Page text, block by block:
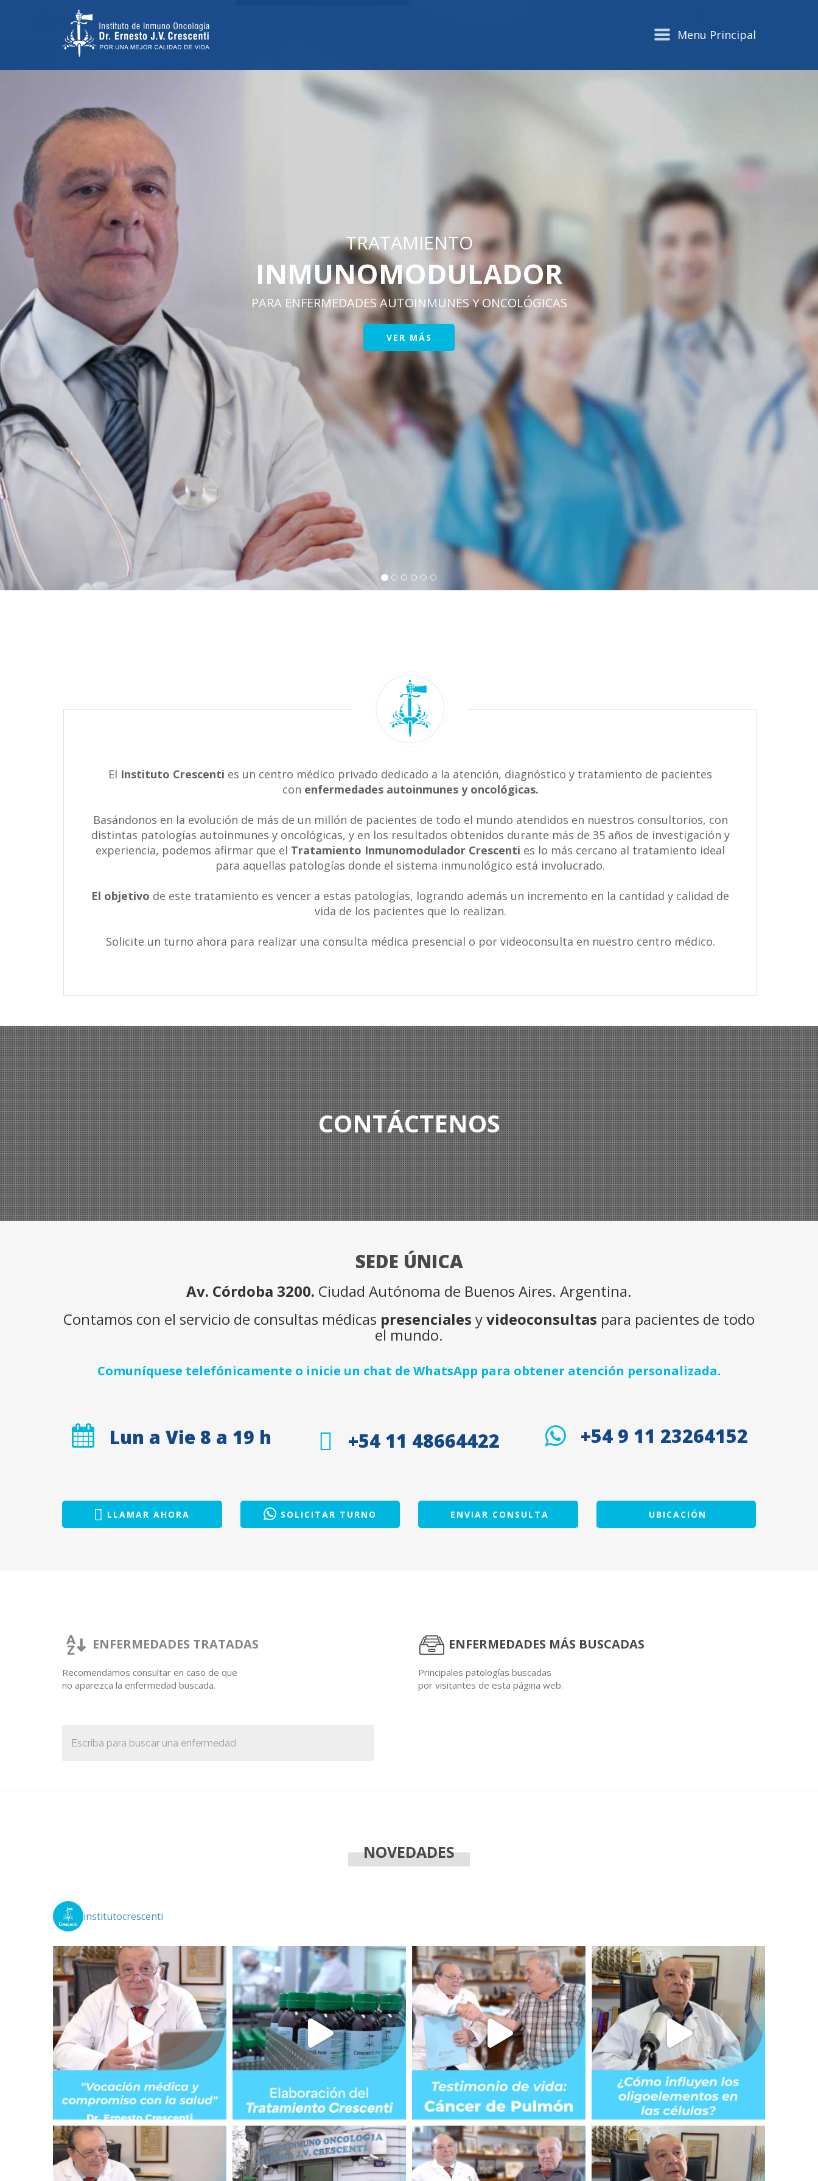
Menu Principal
TRATAMIENTO
ENFERMEDADES AUTOINMUNES Y ONCOLÓGICAS
VER MÁS
El Instituto Crescenti es un centro médico privado dedicado a la atención, diagnóstico y tratamiento de pacientes
con enfermedades autoinmunes y oncológicas.
Basándonos en la evolución de más de un millón de pacientes de todo el mundo atendidos en nuestros consultorios, con
distintas patologías autoinmunes y oncológicas, y en los resultados obtenidos durante más de 35 años de investigación y
experiencia, podemos afirmar que el Tratamiento Inmunomodulador Crescenti es lo más cercano al tratamiento ideal
para aquellas patologías donde el sistema inmunológico está involucrado.
El objetivo de este tratamiento es vencer a estas patologías, logrando además un incremento en la cantidad y calidad de
vida de los pacientes que lo realizan.
Solicite un turno ahora para realizar una consulta médica presencial o por videoconsulta en nuestro centro médico.
CONTÁCTENOS
SEDE ÚNICA
Av. Córdoba 3200. Ciudad Autónoma de Buenos Aires. Argentina.
Contamos con el servicio de consultas médicas presenciales yvideoconsultas para pacientes de todo
el mundo.
Comuníquese telefónicamente o inicie un chat de WhatsApp para obtener atención personalizada.
Lun a Vie 8 a 19 h +54 11 48664422 +54 9 11 23264152
LLAMAR AHORA SOLICITAR TURNO ENVIAR CONSULTA UBICACIÓN
ENFERMEDADES TRATADAS
Recomendamos consultar en caso de que
no aparezca la enfermedad buscada.
ENFERMEDADES MÁS BUSCADAS
Principales patologías buscadas
por visitantes de esta página web.
NOVEDADES
institutocrescenti